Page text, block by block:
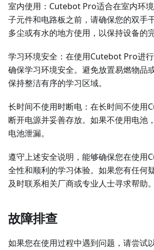
室内使用：Cutebot Pro适合在室内环
子元件和电路板之前，请确保您的双手
多尘或有水的地方使用，以保持设备的
学习环境安全：在使用Cutebot Pro进
确保学习环境安全。避免放置易燃物品
保持整洁有序的学习区域。
长时间不使用时断电：在长时间不使用
断开电源并妥善存放。如果不使用电池
电池泄漏。
遵守上述安全说明，能够确保您在使用
全性和顺利的学习体验。如果您有任何
及时联系相关厂商或专业人士寻求帮助。
故障排查
如果您在使用过程中遇到问题，请尝试